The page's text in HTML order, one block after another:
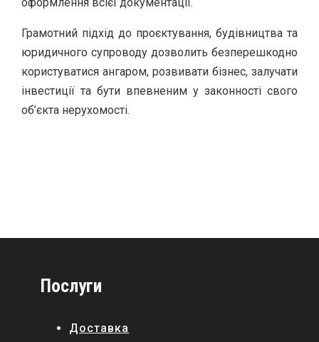
Грамотний підхід до проєктування, будівництва та
юридичного супроводу дозволить безперешкодно
користуватися ангаром, розвивати бізнес, залучати
інвестиції та бути впевненим у законності свого
об’єкта нерухомості.
Послуги
Доставка